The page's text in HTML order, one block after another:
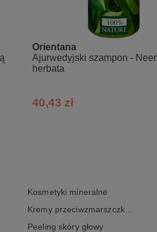
Trisodium Ethylenediamine
Potassium Sorbate
Orientana
Ajurwedyjski szampon -
herbata
40,43 zł
Kosmetyki mineralne
Kremy przeciwzmarszczkowe
Peeling skóry głowy